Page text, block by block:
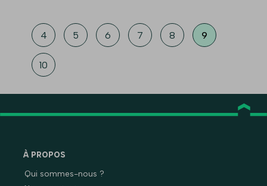
4 5 6 7 8 9
10
À PROPOS
Qui sommes-nous ?